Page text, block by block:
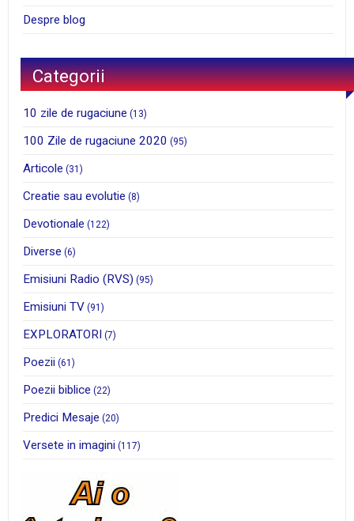
Despre blog
Categorii
10 zile de rugaciune (13)
100 Zile de rugaciune 2020 (95)
Articole (31)
Creatie sau evolutie (8)
Devotionale (122)
Diverse (6)
Emisiuni Radio (RVS) (95)
Emisiuni TV (91)
EXPLORATORI (7)
Poezii (61)
Poezii biblice (22)
Predici Mesaje (20)
Versete in imagini (117)